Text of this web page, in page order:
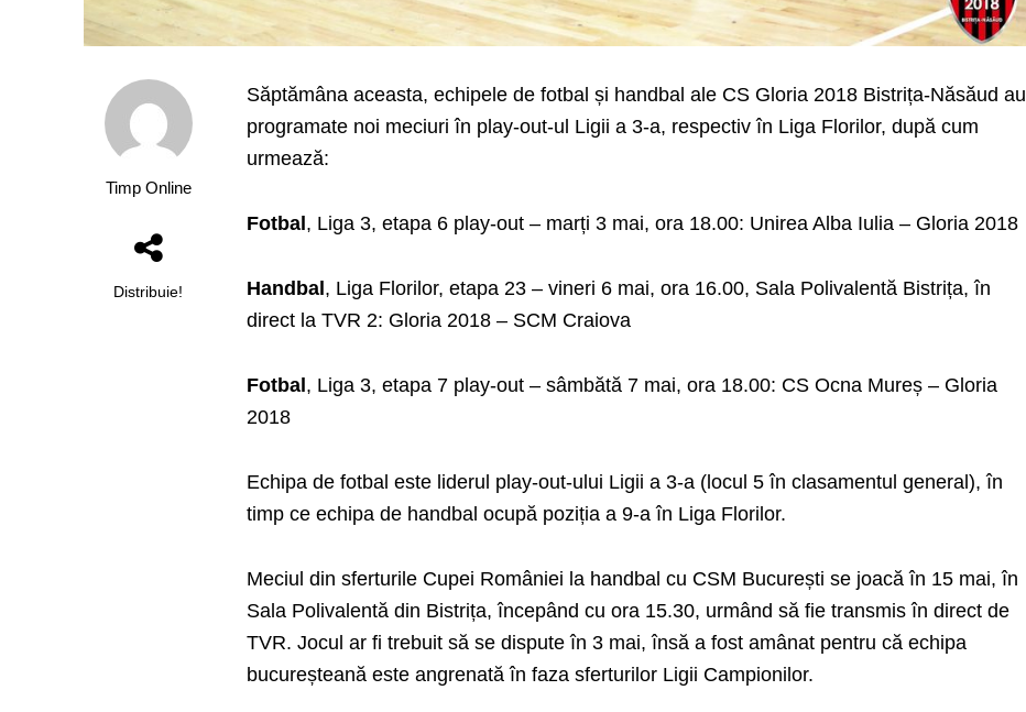
Timp Online
Distribuie!
Săptămâna aceasta, echipele de fotbal și handbal ale CS Gloria 2018 Bistrița-Năsăud au
programate noi meciuri în play-out-ul Ligii a 3-a, respectiv în Liga Florilor, după cum
urmează:
Fotbal , Liga 3, etapa 6 play-out – marți 3 mai, ora 18.00: Unirea Alba Iulia – Gloria 2018
Handbal , Liga Florilor, etapa 23 – vineri 6 mai, ora 16.00, Sala Polivalentă Bistrița, în
direct la TVR 2: Gloria 2018 – SCM Craiova
Fotbal , Liga 3, etapa 7 play-out – sâmbătă 7 mai, ora 18.00: CS Ocna Mureș – Gloria
2018
Echipa de fotbal este liderul play-out-ului Ligii a 3-a (locul 5 în clasamentul general), în
timp ce echipa de handbal ocupă poziția a 9-a în Liga Florilor.
Meciul din sferturile Cupei României la handbal cu CSM București se joacă în 15 mai, în
Sala Polivalentă din Bistrița, începând cu ora 15.30, urmând să fie transmis în direct de
TVR. Jocul ar fi trebuit să se dispute în 3 mai, însă a fost amânat pentru că echipa
bucureșteană este angrenată în faza sferturilor Ligii Campionilor.